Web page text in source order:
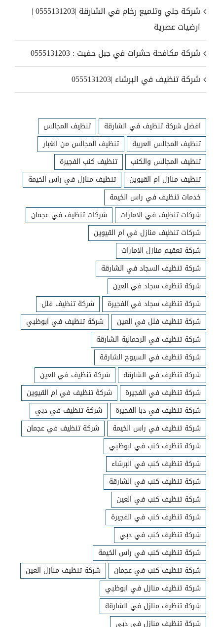
شركة جلي وتلميع رخام في الشارقة |0555131203 |
ارضيات عصرية
شركة مكافحة حشرات في جبل حفيت : 0555131203
شركة تنظيف في البرشاء |0555131203
افضل شركة تنظيف في الشارقة
تنظيف المجالس
تنظيف المجالس العربية
تنظيف المجالس من الغبار
تنظيف المجالس والكنب
تنظيف كنب الفجيرة
تنظيف منازل ام القيوين
تنظيف منازل في راس الخيمة
خدمات تنظيف في راس الخيمة
شركات تنظيف في الامارات
شركات تنظيف في عجمان
شركات تنظيف منازل في ام القيوين
شركة تعقيم منازل الامارات
شركة تنظيف السجاد في الشارقة
شركة تنظيف سجاد في العين
شركة تنظيف سجاد في الفجيرة
شركة تنظيف فلل
شركة تنظيف فلل في العين
شركة تنظيف في ابوظبي
شركة تنظيف في الرحمانية الشارقة
شركة تنظيف في السيوح الشارقة
شركة تنظيف في الشارقة
شركة تنظيف في العين
شركة تنظيف في الفجيرة
شركة تنظيف في ام القيوين
شركة تنظيف في دبا الفجيرة
شركة تنظيف في دبي
شركة تنظيف في راس الخيمة
شركة تنظيف في عجمان
شركة تنظيف كنب في ابوظبي
شركة تنظيف كنب في البرشاء
شركة تنظيف كنب في الشارقة
شركة تنظيف كنب في العين
شركة تنظيف كنب في الفجيرة
شركة تنظيف كنب في دبي
شركة تنظيف كنب في راس الخيمة
شركة تنظيف كنب في عجمان
شركة تنظيف منازل العين
شركة تنظيف منازل في ابوظبي
شركة تنظيف منازل في الشارقة
شركة تنظيف منازل في دبي